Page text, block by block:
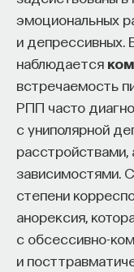
эмоциональных
и депрессивных.
наблюдается
встречаемость
РПП часто
с униполярной
расстройствами,
зависимостями.
степени
анорексия,
с обсессивно-
и